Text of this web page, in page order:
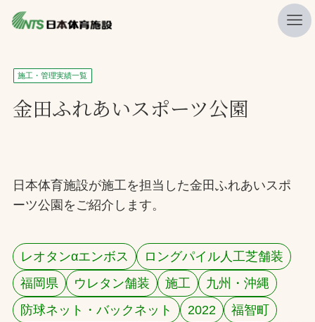
私たちの強み
ニュース
製品・サービス一覧
施工・管理実績一覧
採用情報
検索
施工・管理実績一覧
金田ふれあいスポーツ公園
日本体育施設が施工を担当した金田ふれあいスポ
ーツ公園をご紹介します。
レオタンαエンボス
ロングパイル人工芝舗装
福岡県
ウレタン舗装 施工
九州・沖縄
防球ネット・バックネット
2022 福智町